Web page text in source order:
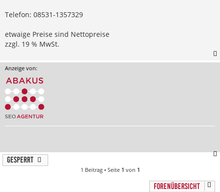
Telefon: 08531-1357329
etwaige Preise sind Nettopreise
zzgl. 19 % MwSt.
Anzeige von:
Gesperrt
1 Beitrag • Seite 1 von 1
FORENÜBERSICHT